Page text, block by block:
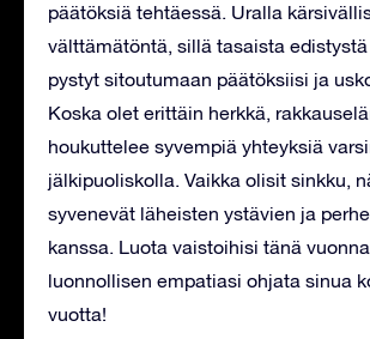
päätöksiä tehtäessä. Uralla
välttämätöntä, sillä tasaista
pystyt sitoutumaan päätöksiisi ja
Koska olet erittäin herkkä,
houkuttelee syvempiä yhteyksiä
jälkipuoliskolla. Vaikka olisit sinkku,
syvenevät läheisten ystävien ja
kanssa. Luota vaistoihisi tänä
luonnollisen empatiasi ohjata sinua
vuotta!